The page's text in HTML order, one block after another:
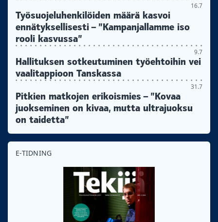
16.7
Työsuojeluhenkilöiden määrä kasvoi
ennätyksellisesti – ”Kampanjallamme iso
rooli kasvussa”
9.7
Hallituksen sotkeutuminen työehtoihin vei
vaalitappioon Tanskassa
31.7
Pitkien matkojen erikoismies – ”Kovaa
juokseminen on kivaa, mutta ultrajuoksu
on taidetta”
E-TIDNING